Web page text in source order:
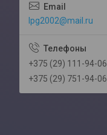
lpg2002@mail.ru
+375 (29) 111-94-06
+375 (29) 751-94-06